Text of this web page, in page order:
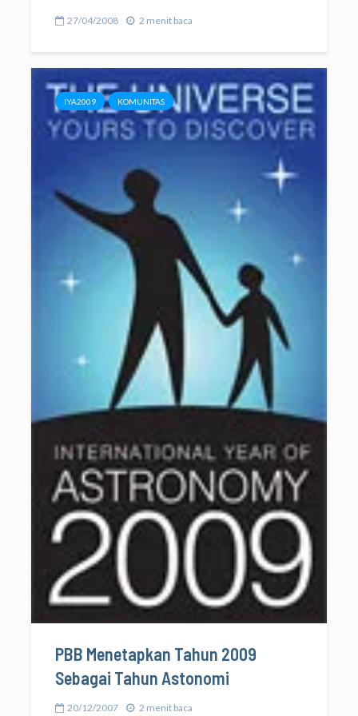
27/04/2008 2 menit baca
IYA2009 KOMUNITAS
PBB Menetapkan Tahun 2009
Sebagai Tahun Astonomi
20/12/2007 2 menit baca